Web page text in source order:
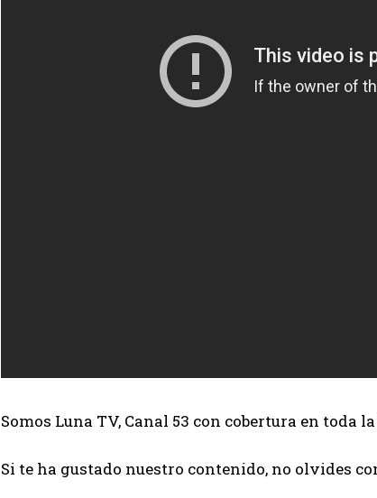
Somos Luna TV, Canal 53 con cobertura en toda
Si te ha gustado nuestro contenido, no olvides